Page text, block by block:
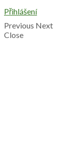
Přihlášení
Previous Next
Close